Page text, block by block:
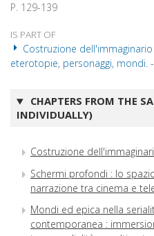
P. 129-139
IS PART OF
Costruzione
eterotopie, personaggi, mondi. -
CHAPTERS FROM THE
INDIVIDUALLY)
Costruzione
Schermi profondi : lo
narrazione tra cinema e
Mondi ed epica nella
contemporanea :